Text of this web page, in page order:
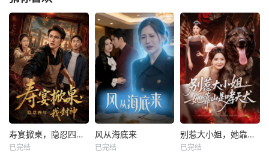
寿宴掀桌，隐忍四年我封神
已完结
风从海底来
已完结
别惹大小姐，她靠山是哮天犬
已完结